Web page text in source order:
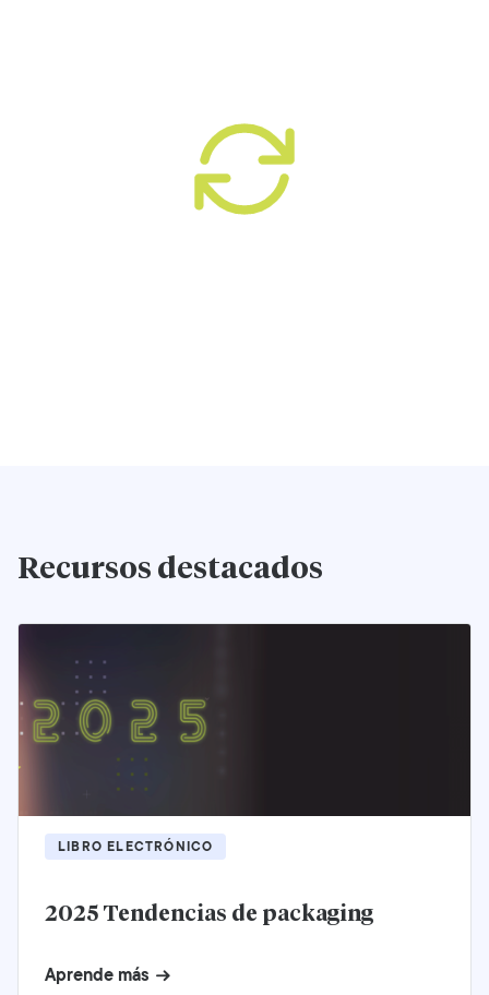
Recursos destacados
LIBRO ELECTRÓNICO
2025 Tendencias de packaging
Aprende más